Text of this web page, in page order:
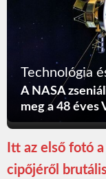
Technológia
A NASA
meg a 48 éves
Itt az első fotó
cipőjéről